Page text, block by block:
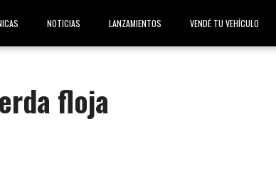
NOTICIAS LANZAMIENTOS VENDÉ TU VEHÍCULO
floja